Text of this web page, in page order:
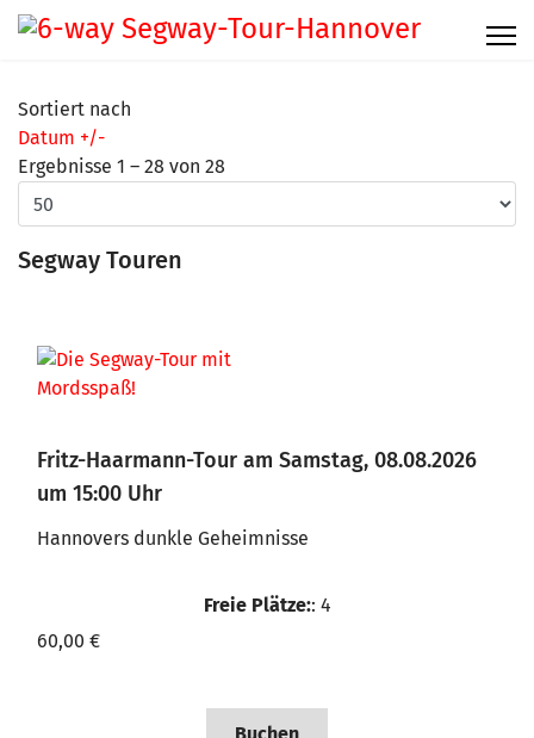
Sortiert nach
Datum +/-
Ergebnisse 1 – 28 von 28
Segway Touren
Fritz-Haarmann-Tour am Samstag, 08.08.2026
um 15:00 Uhr
Hannovers dunkle Geheimnisse
Freie Plätze:: 4
60,00 €